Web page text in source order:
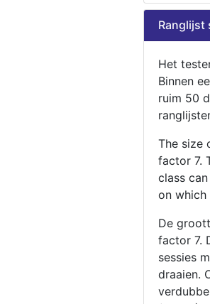
Ranglijst
Het
Binnen
ruim 50
The size
factor 7.
class
on which
De
factor 7.
sessies
draaien.